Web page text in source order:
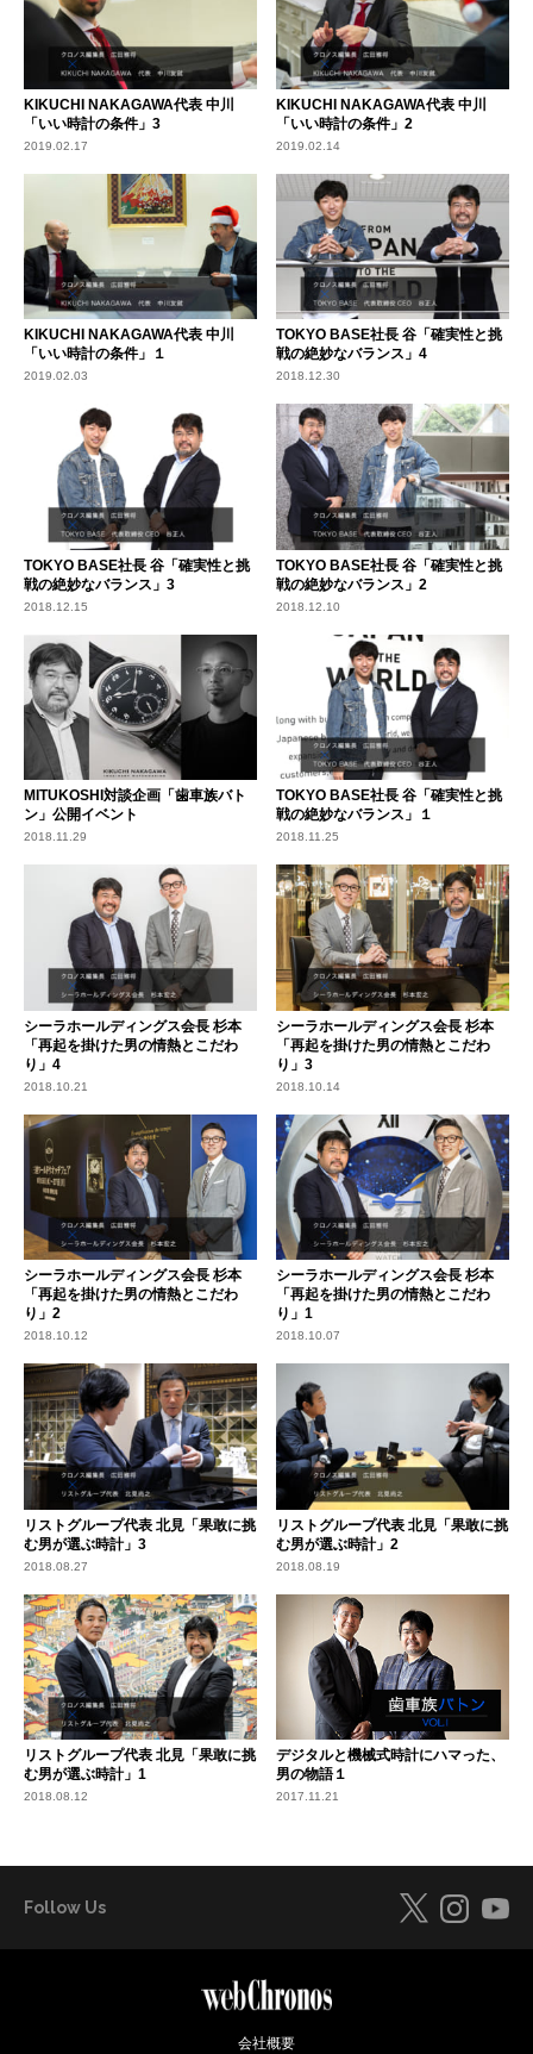
KIKUCHI NAKAGAWA代表 中川
「いい時計の条件」3
2019.02.17
KIKUCHI NAKAGAWA代表 中川
「いい時計の条件」2
2019.02.14
KIKUCHI NAKAGAWA代表 中川
「いい時計の条件」１
2019.02.03
TOKYO BASE社長 谷「確実性と挑
戦の絶妙なバランス」4
2018.12.30
TOKYO BASE社長 谷「確実性と挑
戦の絶妙なバランス」3
2018.12.15
TOKYO BASE社長 谷「確実性と挑
戦の絶妙なバランス」2
2018.12.10
MITUKOSHI対談企画「歯車族バト
ン」公開イベント
2018.11.29
TOKYO BASE社長 谷「確実性と挑
戦の絶妙なバランス」１
2018.11.25
シーラホールディングス会長 杉本
「再起を掛けた男の情熱とこだわ
り」4
2018.10.21
シーラホールディングス会長 杉本
「再起を掛けた男の情熱とこだわ
り」3
2018.10.14
シーラホールディングス会長 杉本
「再起を掛けた男の情熱とこだわ
り」2
2018.10.12
シーラホールディングス会長 杉本
「再起を掛けた男の情熱とこだわ
り」1
2018.10.07
リストグループ代表 北見「果敢に挑
む男が選ぶ時計」3
2018.08.27
リストグループ代表 北見「果敢に挑
む男が選ぶ時計」2
2018.08.19
リストグループ代表 北見「果敢に挑
む男が選ぶ時計」1
2018.08.12
デジタルと機械式時計にハマった、
男の物語１
2017.11.21
Follow Us
会社概要